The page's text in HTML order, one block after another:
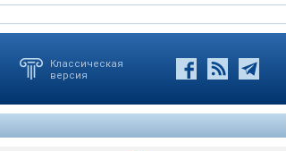
Классическая
версия